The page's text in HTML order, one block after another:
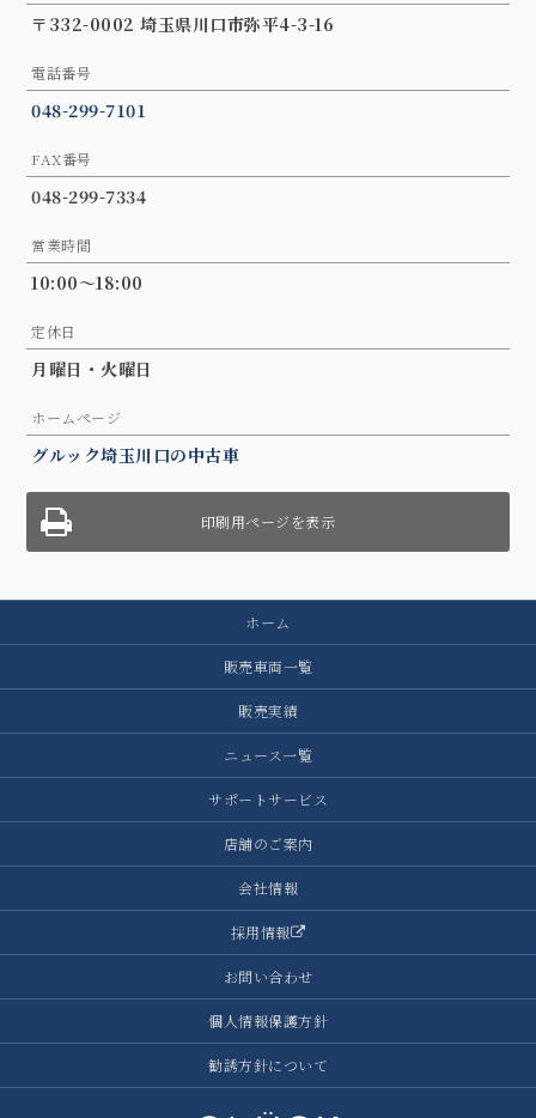
〒332-0002 埼玉県川口市弥平4-3-16
電話番号
048-299-7101
FAX番号
048-299-7334
営業時間
10:00～18:00
定休日
月曜日・火曜日
ホームページ
グルック埼玉川口の中古車
印刷用ページを表示
ホーム
販売車両一覧
販売実績
ニュース一覧
サポートサービス
店舗のご案内
会社情報
採用情報
お問い合わせ
個人情報保護方針
勧誘方針について